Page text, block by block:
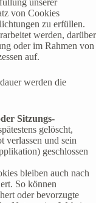
unserer
von Cookies
zu erfüllen.
werden, darüber
oder im Rahmen von
auf.
werden die
Sitzungs-
gelöscht,
verlassen und sein
geschlossen
bleiben auch nach
So können
oder bevorzugte